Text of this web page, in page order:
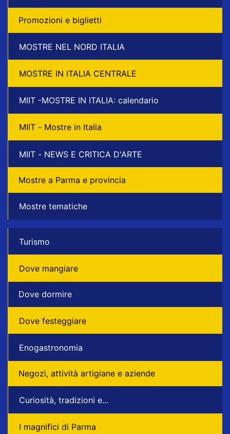
Promozioni e biglietti
MOSTRE NEL NORD ITALIA
MOSTRE IN ITALIA CENTRALE
MIIT -MOSTRE IN ITALIA: calendario
MIIT - Mostre in Italia
MIIT - NEWS E CRITICA D'ARTE
Mostre a Parma e provincia
Mostre tematiche
Turismo
Dove mangiare
Dove dormire
Dove festeggiare
Enogastronomia
Negozì, attività artigiane e aziende
Curiosità, tradizioni e...
I magnifici di Parma